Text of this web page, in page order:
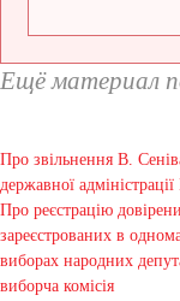
Ещё материал
Про звільнення В.
державної
Про реєстрацію
зареєстрованих в
виборах народних
виборча комісія